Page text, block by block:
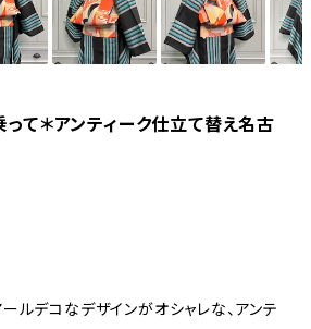
て＊アンティーク仕立て替え名古
ルデコなデザインがオシャレな、アンテ